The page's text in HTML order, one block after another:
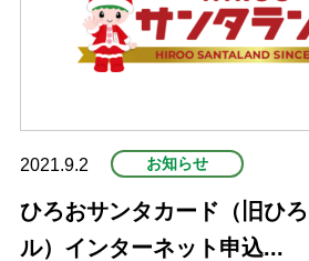
2021.9.2 お知らせ
ひろおサンタカード（旧ひ
ル）インターネット申込...